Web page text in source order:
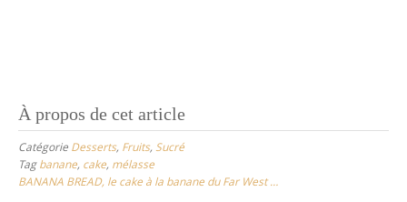
À propos de cet article
Catégorie Desserts, Fruits, Sucré
Tagbanane, cake, mélasse
BANANA BREAD, le cake à la banane du Far West …